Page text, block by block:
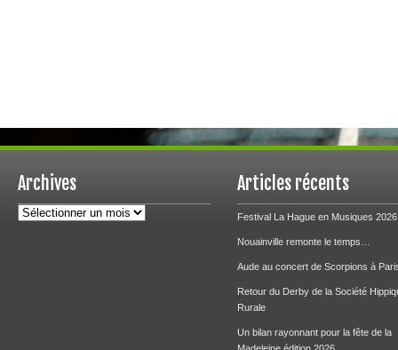
Archives
Archives
Articles récents
Festival La Hague en Musiques 2026
Nouainville remonte le temps…
Aude au concert de Scorpions à
Retour du Derby de la Société
Rurale
Un bilan rayonnant pour la fête de la